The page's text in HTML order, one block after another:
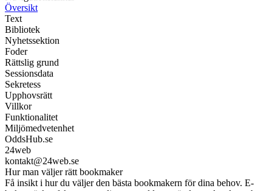
Översikt
Text
Bibliotek
Nyhetssektion
Foder
Rättslig grund
Sessionsdata
Sekretess
Upphovsrätt
Villkor
Funktionalitet
Miljömedvetenhet
OddsHub.se
24web
kontakt@24web.se
Hur man väljer rätt bookmaker
Få insikt i hur du väljer den bästa bookmakern för dina behov. E-